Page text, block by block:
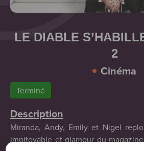
LE DIABLE
2
Cinéma
Terminé
Description
Miranda, Andy, Emily et Nigel
impitoyable et glamour du